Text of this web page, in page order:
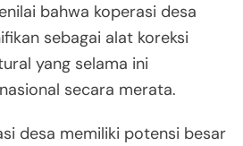
bahwa koperasi desa
sebagai alat koreksi
yang selama ini
secara merata.
desa memiliki potensi besar